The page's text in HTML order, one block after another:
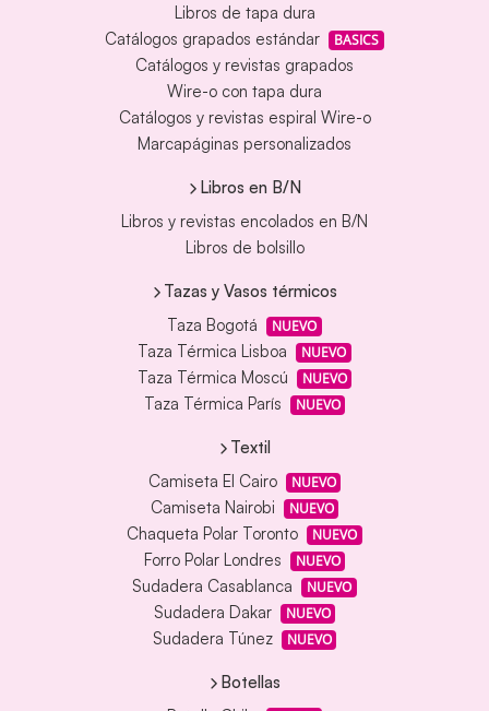
Libros de tapa dura
Catálogos grapados estándar
BASICS
Catálogos y revistas grapados
Wire-o con tapa dura
Catálogos y revistas espiral Wire-o
Marcapáginas personalizados
Libros en B/N
Libros y revistas encolados en B/N
Libros de bolsillo
Tazas y Vasos térmicos
Taza Bogotá
NUEVO
Taza Térmica Lisboa NUEVO
Taza Térmica Moscú NUEVO
Taza Térmica París NUEVO
Textil
Camiseta El Cairo
NUEVO
Camiseta Nairobi NUEVO
Chaqueta Polar Toronto NUEVO
Forro Polar Londres NUEVO
Sudadera Casablanca NUEVO
Sudadera Dakar NUEVO
Sudadera Túnez NUEVO
Botellas